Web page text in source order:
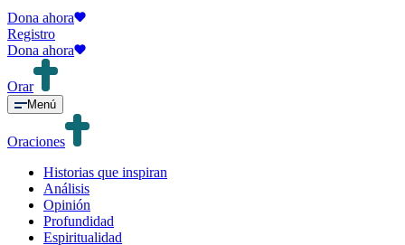
Dona ahora
Registro
Dona ahora
Orar
Menú
Oraciones
Historias que inspiran
Análisis
Opinión
Profundidad
Espiritualidad